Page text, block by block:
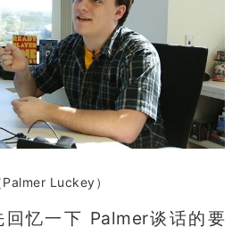
Palmer Luckey）
忆一下 Palmer谈话的要